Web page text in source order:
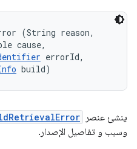
(String reason,
cause,
errorId,
build)
ينشئ عنصر
وسبب و تفاصيل الإصدار.